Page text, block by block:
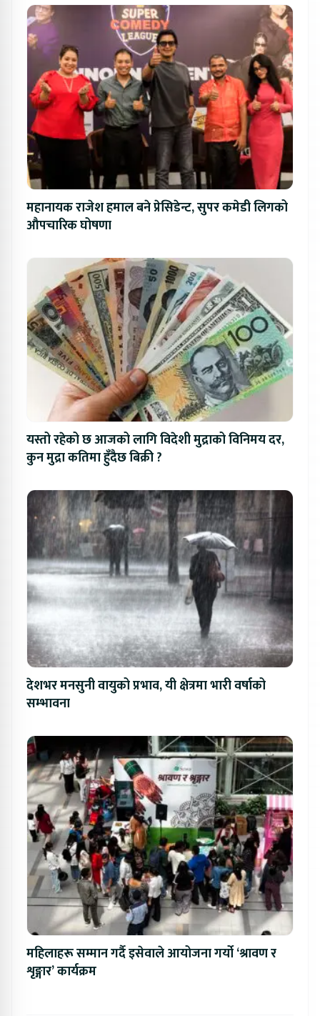
महानायक राजेश हमाल बने प्रेसिडेन्ट, सुपर कमेडी लिगको
औपचारिक घोषणा
यस्तो रहेको छ आजको लागि विदेशी मुद्राको विनिमय दर,
कुन मुद्रा कतिमा हुँदैछ बिक्री ?
देशभर मनसुनी वायुको प्रभाव, यी क्षेत्रमा भारी वर्षाको
सम्भावना
महिलाहरू सम्मान गर्दै इसेवाले आयोजना गर्यो ‘श्रावण र
शृङ्गार’ कार्यक्रम